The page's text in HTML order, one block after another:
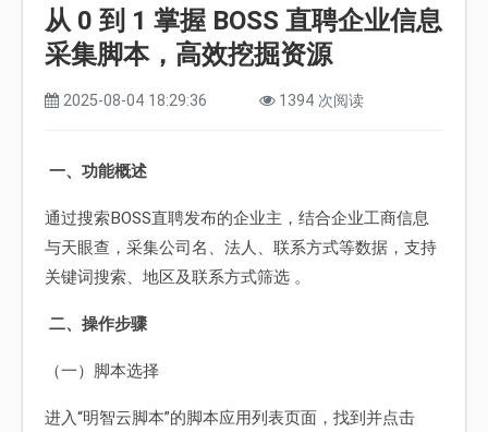
从 0 到 1 掌握 BOSS 直聘企业信息
采集脚本，高效挖掘资源
2025-08-04 18:29:36 1394 次阅读
一、功能概述
通过搜索BOSS直聘发布的企业主，结合企业工商信息
与天眼查，采集公司名、法人、联系方式等数据，支持
关键词搜索、地区及联系方式筛选 。
二、操作步骤
（一）脚本选择
进入“明智云脚本”的脚本应用列表页面，找到并点击